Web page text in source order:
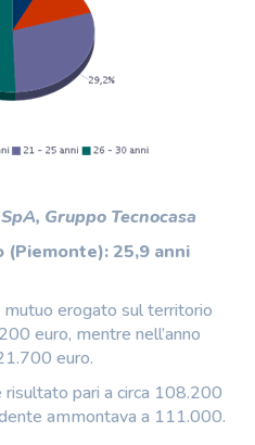
Gruppo Tecnocasa
(Piemonte): 25,9 anni
erogato sul territorio
euro, mentre nell’anno
euro.
pari a circa 108.200
ammontava a 111.000.